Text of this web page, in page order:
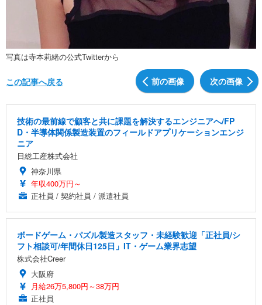
写真は寺本莉緒の公式Twitterから
前の画像 次の画像
この記事へ戻る
技術の最前線で顧客と共に課題を解決するエンジニアへ/FP
D・半導体関係製造装置のフィールドアプリケーションエンジ
ニア
日総工産株式会社
神奈川県
年収400万円～
正社員 / 契約社員 / 派遣社員
ボードゲーム・パズル製造スタッフ・未経験歓迎「正社員/シ
フト相談可/年間休日125日」IT・ゲーム業界志望
株式会社Creer
大阪府
月給26万5,800円～38万円
正社員